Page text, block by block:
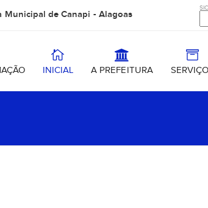
Municipal de Canapi - Alagoas
INICIAL A PREFEITURA